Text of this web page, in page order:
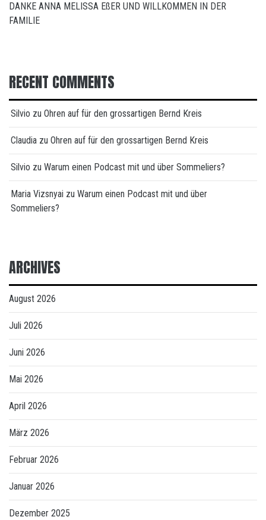
DANKE ANNA MELISSA EßER UND WILLKOMMEN IN DER
FAMILIE
RECENT COMMENTS
Silvio zu Ohren auf für den grossartigen Bernd Kreis
Claudia zu Ohren auf für den grossartigen Bernd Kreis
Silvio zu Warum einen Podcast mit und über Sommeliers?
Maria Vizsnyai zu Warum einen Podcast mit und über
Sommeliers?
ARCHIVES
August 2026
Juli 2026
Juni 2026
Mai 2026
April 2026
März 2026
Februar 2026
Januar 2026
Dezember 2025